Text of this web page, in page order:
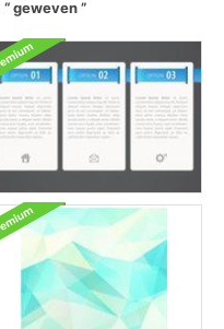
geweven